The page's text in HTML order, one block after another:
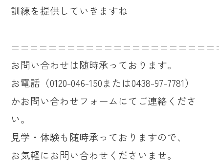
訓練を提供していきますね
お問い合わせは随時承っております。
お電話（0120-046-150または0438-97-7781）
かお問い合わせフォームにてご連絡くださ
い。
見学・体験も随時承っておりますので、
お気軽にお問い合わせくださいませ。